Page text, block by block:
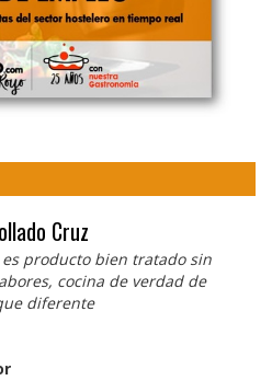
Cruz
producto bien tratado sin
cocina de verdad de
diferente